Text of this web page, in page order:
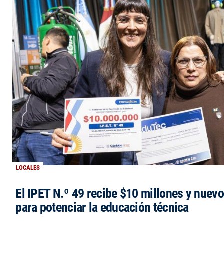
LOCALES
El IPET N.º 49 recibe $10 millones y
para potenciar la educación técnica